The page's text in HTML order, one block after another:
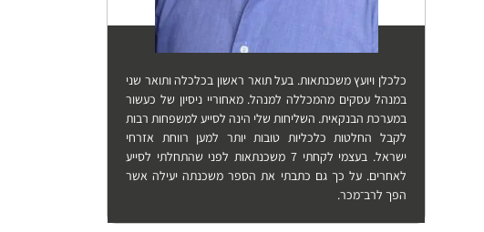
כלכלן ויועץ משכנתאות. בעל תואר ראשון בכלכלה ותואר שני
במנהל עסקים מהמכללה למנהל. מאחוריי ניסיון של כעשור
במערכת הבנקאית. השליחות שלי הינה לסייע למשפחות רבות
לקבל החלטות כלכליות טובות יותר למען רווחת אזרחי
ישראל. בעצמי לקחתי 7 משכנתאות לפני שהתחלתי לסייע
לאחרים. על כך גם כתבתי את הספר משכנתה יעילה אשר
הפך לרב־מכר.